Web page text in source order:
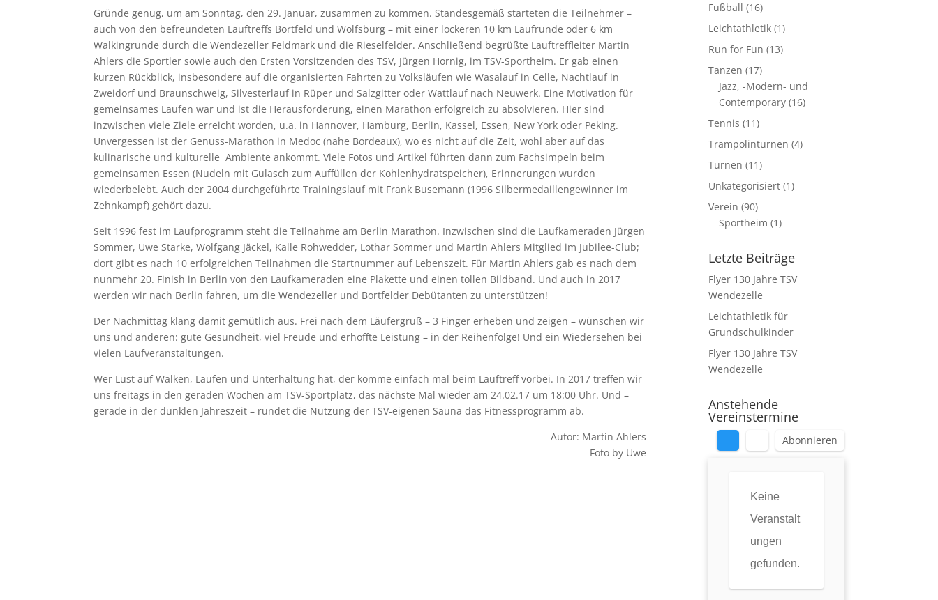
Gründe genug, um am Sonntag, den 29. Januar, zusammen zu kommen. Standesgemäß starteten die Teilnehmer –
auch von den befreundeten Lauftreffs Bortfeld und Wolfsburg – mit einer lockeren 10 km Laufrunde oder 6 km
Walkingrunde durch die Wendezeller Feldmark und die Rieselfelder. Anschließend begrüßte Lauftreffleiter Martin
Ahlers die Sportler sowie auch den Ersten Vorsitzenden des TSV, Jürgen Hornig, im TSV-Sportheim. Er gab einen
kurzen Rückblick, insbesondere auf die organisierten Fahrten zu Volksläufen wie Wasalauf in Celle, Nachtlauf in
Zweidorf und Braunschweig, Silvesterlauf in Rüper und Salzgitter oder Wattlauf nach Neuwerk. Eine Motivation für
gemeinsames Laufen war und ist die Herausforderung, einen Marathon erfolgreich zu absolvieren. Hier sind
inzwischen viele Ziele erreicht worden, u.a. in Hannover, Hamburg, Berlin, Kassel, Essen, New York oder Peking.
Unvergessen ist der Genuss-Marathon in Medoc (nahe Bordeaux), wo es nicht auf die Zeit, wohl aber auf das
kulinarische und kulturelle Ambiente ankommt. Viele Fotos und Artikel führten dann zum Fachsimpeln beim
gemeinsamen Essen (Nudeln mit Gulasch zum Auffüllen der Kohlenhydratspeicher), Erinnerungen wurden
wiederbelebt. Auch der 2004 durchgeführte Trainingslauf mit Frank Busemann (1996 Silbermedaillengewinner im
Zehnkampf) gehört dazu.
Seit 1996 fest im Laufprogramm steht die Teilnahme am Berlin Marathon. Inzwischen sind die Laufkameraden Jürgen
Sommer, Uwe Starke, Wolfgang Jäckel, Kalle Rohwedder, Lothar Sommer und Martin Ahlers Mitglied im Jubilee-Club;
dort gibt es nach 10 erfolgreichen Teilnahmen die Startnummer auf Lebenszeit. Für Martin Ahlers gab es nach dem
nunmehr 20. Finish in Berlin von den Laufkameraden eine Plakette und einen tollen Bildband. Und auch in 2017
werden wir nach Berlin fahren, um die Wendezeller und Bortfelder Debütanten zu unterstützen!
Der Nachmittag klang damit gemütlich aus. Frei nach dem Läufergruß – 3 Finger erheben und zeigen – wünschen wir
uns und anderen: gute Gesundheit, viel Freude und erhoffte Leistung – in der Reihenfolge! Und ein Wiedersehen bei
vielen Laufveranstaltungen.
Wer Lust auf Walken, Laufen und Unterhaltung hat, der komme einfach mal beim Lauftreff vorbei. In 2017 treffen wir
uns freitags in den geraden Wochen am TSV-Sportplatz, das nächste Mal wieder am 24.02.17 um 18:00 Uhr. Und –
gerade in der dunklen Jahreszeit – rundet die Nutzung der TSV-eigenen Sauna das Fitnessprogramm ab.
Autor: Martin Ahlers
Foto by Uwe
Fußball (16)
Leichtathletik (1)
Run for Fun (13)
Tanzen (17)
Jazz, -Modern- und
Contemporary (16)
Tennis (11)
Trampolinturnen (4)
Turnen (11)
Unkategorisiert (1)
Verein (90)
Sportheim (1)
Letzte Beiträge
Flyer 130 Jahre TSV
Wendezelle
Leichtathletik für
Grundschulkinder
Flyer 130 Jahre TSV
Wendezelle
Anstehende
Vereinstermine
Abonnieren
Keine
Veranstalt
ungen
gefunden.